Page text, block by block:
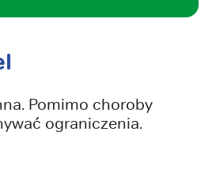
Pomimo choroby
ograniczenia.